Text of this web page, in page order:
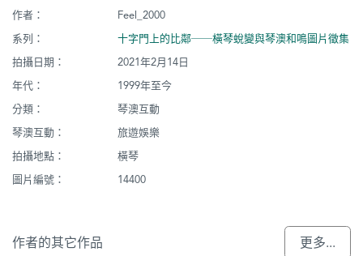
作者：
Feel_2000
系列：
十字門上的比鄰──橫琴蛻變與琴澳和鳴圖片徵集
拍攝日期：
2021年2月14日
年代：
1999年至今
分類：
琴澳互動
琴澳互動：
旅遊娛樂
拍攝地點：
橫琴
圖片編號：
14400
作者的其它作品 更多...